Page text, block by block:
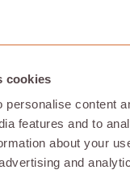
cookies
personalise content
features and to
about your
and
informations
les transferts
fichiers à l'aide de la
publique.Les
revoir et mettre
face aux